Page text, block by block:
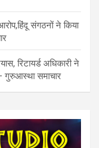
संगठनों ने किया
रिटायर्ड अधिकारी ने
गुरुआस्था समाचार